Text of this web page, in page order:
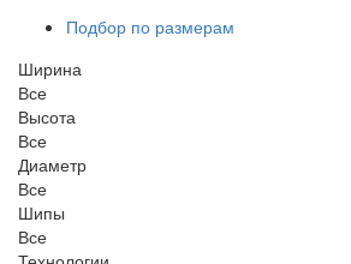
Подбор по размерам
Ширина
Все
Высота
Все
Диаметр
Все
Шипы
Все